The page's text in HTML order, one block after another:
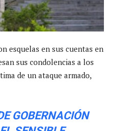
esquelas en sus cuentas en
sus condolencias a los
de un ataque armado,
GOBERNACIÓN